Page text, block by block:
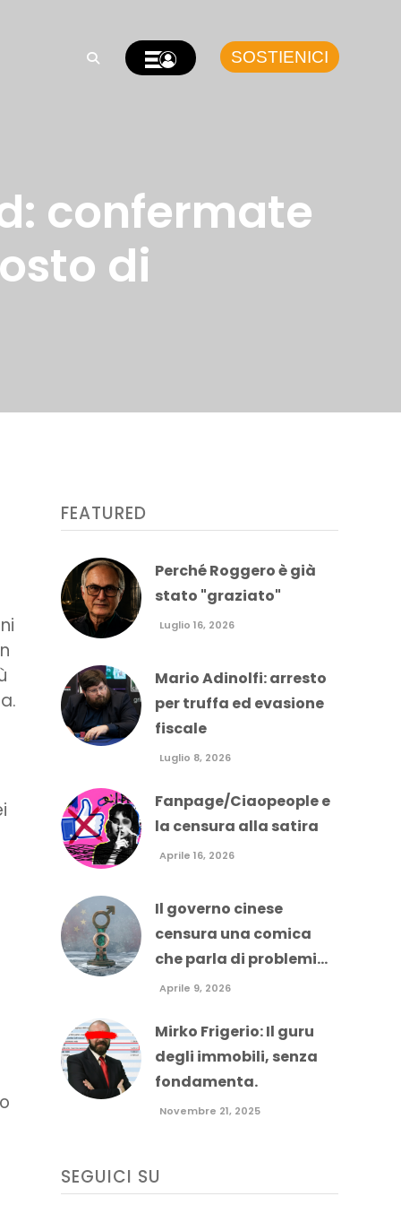
SOSTIENICI
confermate
di
FEATURED
Perché Roggero è già
stato "graziato"
Luglio 16, 2026
Mario Adinolfi: arresto
per truffa ed evasione
fiscale
Luglio 8, 2026
Fanpage/Ciaopeople e
la censura alla satira
Aprile 16, 2026
Il governo cinese
censura una comica
che parla di problemi...
Aprile 9, 2026
Mirko Frigerio: Il guru
degli immobili, senza
fondamenta.
Novembre 21, 2025
SEGUICI SU